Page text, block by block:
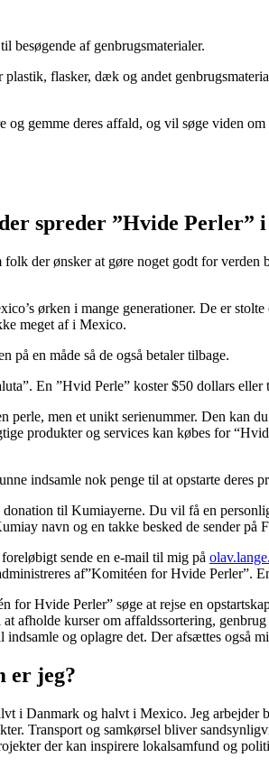
besøgende af genbrugsmaterialer.
flasker, dæk og andet
og gemme deres affald, og vil søge viden om
spreder ”Hvide Perler”
der ønsker at gøre noget godt for
ørken i mange generationer. De er
meget af i Mexico.
på en måde så de også betaler tilbage.
En ”Hvid Perle” koster $50 dollars
perle, men et unikt serienummer. Den kan
produkter og services kan købes for
indsamle nok penge til at opstarte
til Kumiayerne. Du vil få en
navn og en takke besked de sender på
sende en e-mail til mig på
af”Komitéen for Hvide Perler”.
for Hvide Perler” søge at rejse en
afholde kurser om affaldssortering,
indsamle og oplagre det. Der afsættes også
er jeg?
i Danmark og halvt i Mexico. Jeg
Transport og samkørsel bliver
der kan inspirere lokalsamfund og